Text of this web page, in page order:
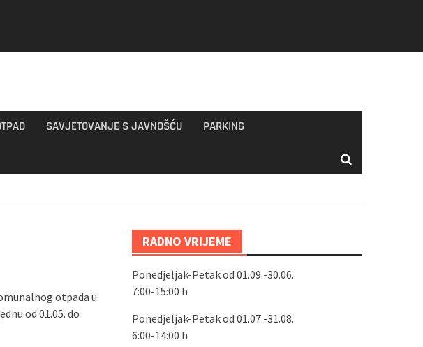
SAVJETOVANJE S JAVNOŠĆU PARKING
otpada u
od 01.05. do
RADNO VRIJEME
Ponedjeljak-Petak od 01.09.-30.06.
7:00-15:00 h
Ponedjeljak-Petak od 01.07.-31.08.
6:00-14:00 h